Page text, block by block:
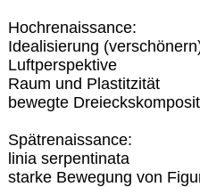
Hochrenaissance:
Idealisierung
Luftperspektive
Raum und Plastitzität
bewegte
Spätrenaissance:
linia serpentinata
starke Bewegung von